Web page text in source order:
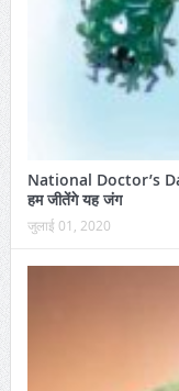
National Doctor’s
हम जीतेंगे यह जंग
जुलाई 01, 2020